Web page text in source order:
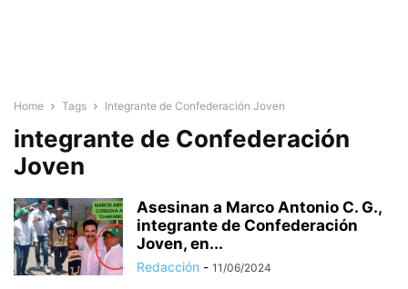
Home Tags Integrante de Confederación Joven
integrante de Confederación
Joven
Asesinan a Marco Antonio C. G.,
integrante de Confederación
Joven, en...
Redacción - 11/06/2024